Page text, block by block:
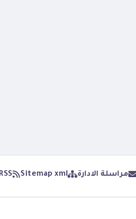
مراسلة الادارة Sitemap xml
RSS